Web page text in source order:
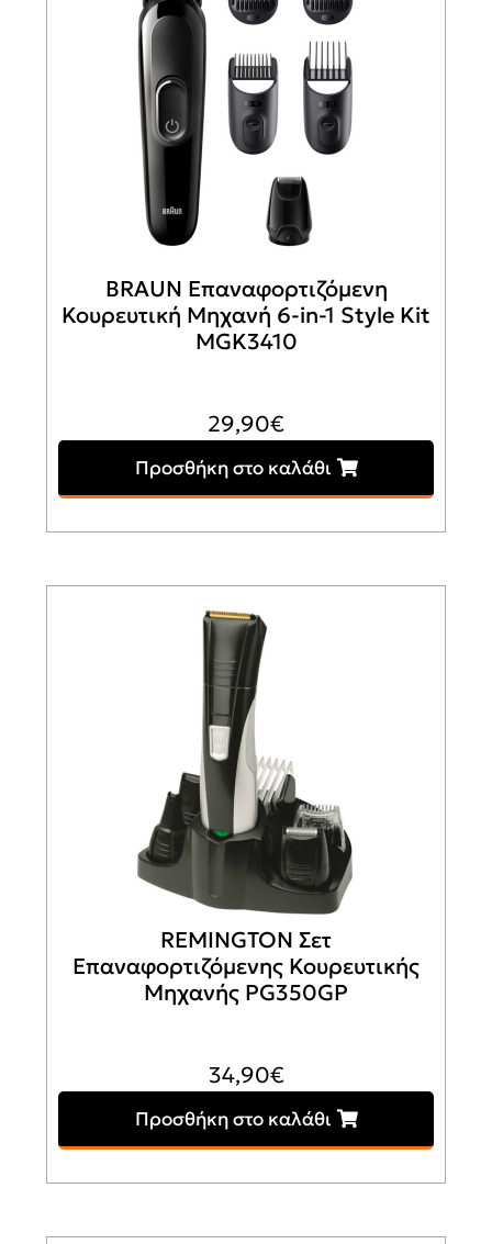
BRAUN Επαναφορτιζόμενη
Κουρευτική Μηχανή 6-in-1 Style Kit
MGK3410
29,90€
Προσθήκη στο καλάθι
REMINGTON Σετ
Επαναφορτιζόμενης Κουρευτικής
Μηχανής PG350GP
34,90€
Προσθήκη στο καλάθι